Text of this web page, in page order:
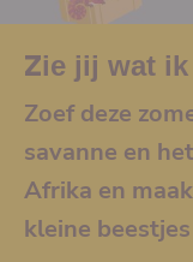
Zie jij wat ik
Zoef deze
savanne en
Afrika en
kleine beestjes